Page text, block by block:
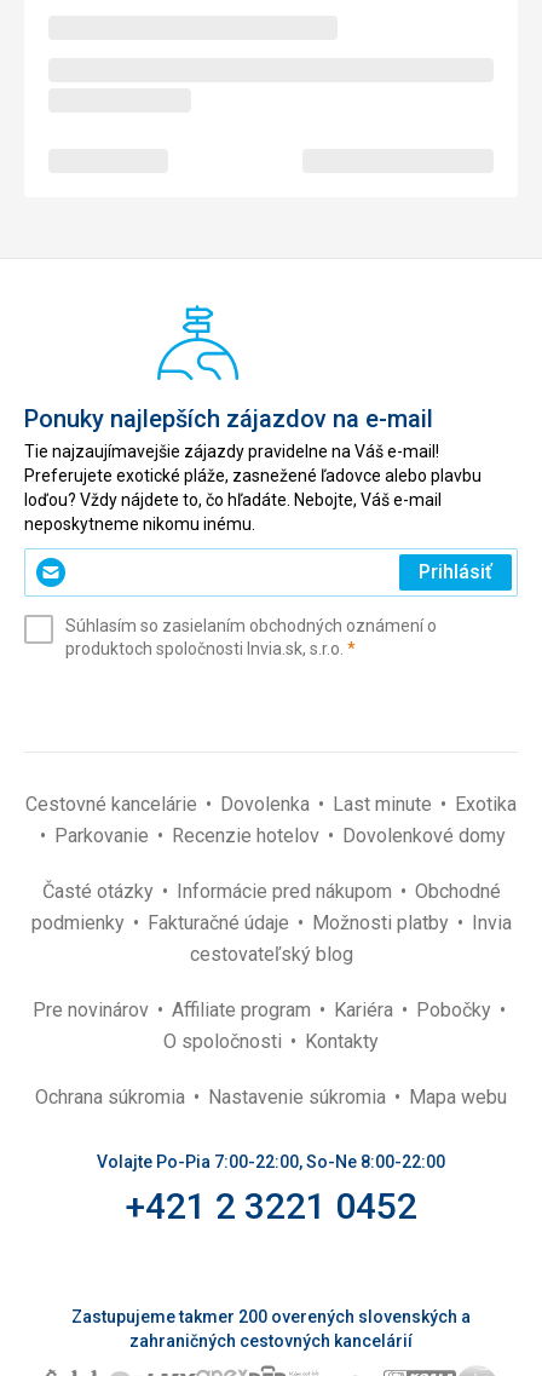
Ponuky najlepších zájazdov na e-mail
Tie najzaujímavejšie zájazdy pravidelne na Váš e-mail!
Preferujete exotické pláže, zasnežené ľadovce alebo plavbu
loďou? Vždy nájdete to, čo hľadáte. Nebojte, Váš e-mail
neposkytneme nikomu inému.
Zadajte
svoj
(povinné)
Prihlásiť
Súhlasím so zasielaním obchodných oznámení o
produktoch spoločnosti Invia.sk, s.r.o. *(povinné)
Cestovné kancelárie Dovolenka Last minute
Exotika
Parkovanie
Recenzie hotelov Dovolenkové domy
Časté otázky Informácie pred nákupom
Obchodné
podmienky
Fakturačné údaje Možnosti platby
Invia
cestovateľský blog
Pre novinárov Affiliate program Kariéra
Pobočky
O spoločnosti
Kontakty
Ochrana súkromia Nastavenie súkromia Mapa webu
Volajte Po-Pia 7:00-22:00, So-Ne 8:00-22:00
+421 2 3221 0452
Zastupujeme takmer 200 overených slovenských a
zahraničných cestovných kancelárií